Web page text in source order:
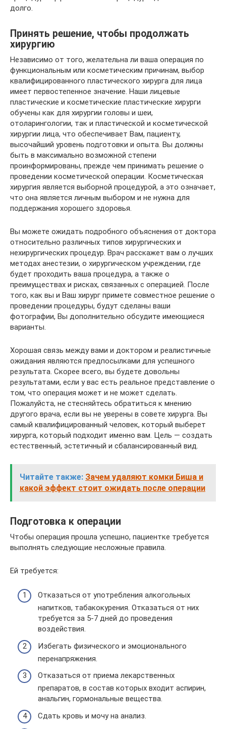
долго.
Принять решение, чтобы продолжать
хирургию
Независимо от того, желательна ли ваша операция по
функциональным или косметическим причинам, выбор
квалифицированного пластического хирурга для лица
имеет первостепенное значение. Наши лицевые
пластические и косметические пластические хирурги
обучены как для хирургии головы и шеи,
отоларингологии, так и пластической и косметической
хирургии лица, что обеспечивает Вам, пациенту,
высочайший уровень подготовки и опыта. Вы должны
быть в максимально возможной степени
проинформированы, прежде чем принимать решение о
проведении косметической операции. Косметическая
хирургия является выборной процедурой, а это означает,
что она является личным выбором и не нужна для
поддержания хорошего здоровья.
Вы можете ожидать подробного объяснения от доктора
относительно различных типов хирургических и
нехирургических процедур. Врач расскажет вам о лучших
методах анестезии, о хирургическом учреждении, где
будет проходить ваша процедура, а также о
преимуществах и рисках, связанных с операцией. После
того, как вы и Ваш хирург примете совместное решение о
проведении процедуры, будут сделаны ваши
фотографии, Вы дополнительно обсудите имеющиеся
варианты.
Хорошая связь между вами и доктором и реалистичные
ожидания являются предпосылками для успешного
результата. Скорее всего, вы будете довольны
результатами, если у вас есть реальное представление о
том, что операция может и не может сделать.
Пожалуйста, не стесняйтесь обратиться к мнению
другого врача, если вы не уверены в совете хирурга. Вы
самый квалифицированный человек, который выберет
хирурга, который подходит именно вам. Цель — создать
естественный, эстетичный и сбалансированный вид.
Читайте также: Зачем удаляют комки Биша и
какой эффект стоит ожидать после операции
Подготовка к операции
Чтобы операция прошла успешно, пациентке требуется
выполнять следующие несложные правила.
Ей требуется:
Отказаться от употребления алкогольных
напитков, табакокурения. Отказаться от них
требуется за 5-7 дней до проведения
воздействия.
Избегать физического и эмоционального
перенапряжения.
Отказаться от приема лекарственных
препаратов, в состав которых входит аспирин,
анальгин, гормональные вещества.
Сдать кровь и мочу на анализ.